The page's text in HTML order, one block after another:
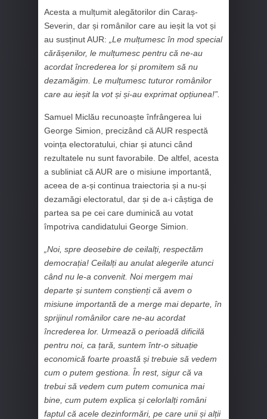
Acesta a mulțumit alegătorilor din Caraș-
Severin, dar și românilor care au ieșit la vot și
au susținut AUR:
„Le mulțumesc în mod special
cărășenilor, le mulțumesc pentru că ne-au
acordat încrederea lor și promitem să nu
dezamăgim. Le mulțumesc tuturor românilor
care au ieșit la vot și și-au exprimat opțiunea!”.
Samuel Miclău recunoaște înfrângerea lui
George Simion, precizând că AUR respectă
voința electoratului, chiar și atunci când
rezultatele nu sunt favorabile. De altfel, acesta
a subliniat că AUR are o misiune importantă,
aceea de a-și continua traiectoria și a nu-și
dezamăgi electoratul, dar și de a-i câștiga de
partea sa pe cei care duminică au votat
împotriva candidatului George Simion.
„Noi, spre deosebire de ceilalți, respectăm
democrația! Ceilalți au anulat alegerile atunci
când nu le-a convenit. Noi mergem mai
departe și suntem conștienți că avem o
misiune importantă de a merge mai departe, în
sprijinul românilor care ne-au acordat
încrederea lor. Urmează o perioadă dificilă
pentru noi, ca țară, suntem într-o situație
economică foarte proastă și trebuie să vedem
cum o putem gestiona. În rest, sigur că va
trebui să vedem cum putem comunica mai
bine, cum putem explica și celorlalți români
faptul că acele dezinformări, pe care unii și alții